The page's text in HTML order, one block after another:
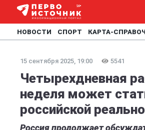
НОВОСТИ СПОРТ КАРТА-
15 сентября 2025, 19:00 5541
Четырехдневная
неделя может
российской
Россия продолжает